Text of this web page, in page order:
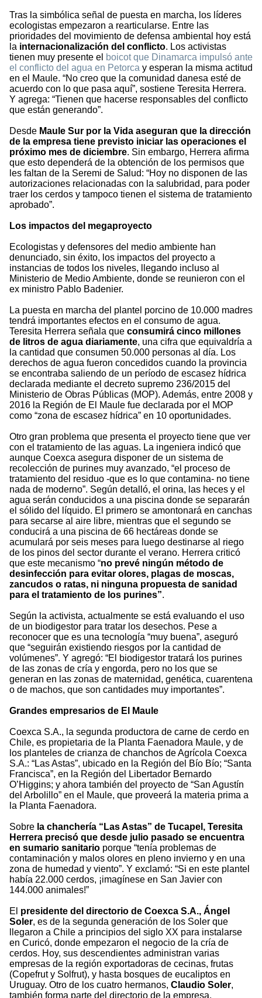
Tras la simbólica señal de puesta en marcha, los líderes
ecologistas empezaron a rearticularse. Entre las
prioridades del movimiento de defensa ambiental hoy está
la internacionalización del conflicto. Los activistas
tienen muy presente el boicot que Dinamarca impulsó ante
el conflicto del agua en Petorca y esperan la misma actitud
en el Maule. “No creo que la comunidad danesa esté de
acuerdo con lo que pasa aquí”, sostiene Teresita Herrera.
Y agrega: “Tienen que hacerse responsables del conflicto
que están generando”.
Desde Maule Sur por la Vida aseguran que la dirección
de la empresa tiene previsto iniciar las operaciones el
próximo mes de diciembre. Sin embargo, Herrera afirma
que esto dependerá de la obtención de los permisos que
les faltan de la Seremi de Salud: “Hoy no disponen de las
autorizaciones relacionadas con la salubridad, para poder
traer los cerdos y tampoco tienen el sistema de tratamiento
aprobado”.
Los impactos del megaproyecto
Ecologistas y defensores del medio ambiente han
denunciado, sin éxito, los impactos del proyecto a
instancias de todos los niveles, llegando incluso al
Ministerio de Medio Ambiente, donde se reunieron con el
ex ministro Pablo Badenier.
La puesta en marcha del plantel porcino de 10.000 madres
tendrá importantes efectos en el consumo de agua.
Teresita Herrera señala que consumirá cinco millones
de litros de agua diariamente, una cifra que equivaldría a
la cantidad que consumen 50.000 personas al día. Los
derechos de agua fueron concedidos cuando la provincia
se encontraba saliendo de un período de escasez hídrica
declarada mediante el decreto supremo 236/2015 del
Ministerio de Obras Públicas (MOP). Además, entre 2008 y
2016 la Región de El Maule fue declarada por el MOP
como “zona de escasez hídrica” en 10 oportunidades.
Otro gran problema que presenta el proyecto tiene que ver
con el tratamiento de las aguas. La ingeniera indicó que
aunque Coexca asegura disponer de un sistema de
recolección de purines muy avanzado, “el proceso de
tratamiento del residuo -que es lo que contamina- no tiene
nada de moderno”. Según detalló, el orina, las heces y el
agua serán conducidos a una piscina donde se separarán
el sólido del líquido. El primero se amontonará en canchas
para secarse al aire libre, mientras que el segundo se
conducirá a una piscina de 66 hectáreas donde se
acumulará por seis meses para luego destinarse al riego
de los pinos del sector durante el verano. Herrera criticó
que este mecanismo “no prevé ningún método de
desinfección para evitar olores, plagas de moscas,
zancudos o ratas, ni ninguna propuesta de sanidad
para el tratamiento de los purines”.
Según la activista, actualmente se está evaluando el uso
de un biodigestor para tratar los desechos. Pese a
reconocer que es una tecnología “muy buena”, aseguró
que “seguirán existiendo riesgos por la cantidad de
volúmenes”. Y agregó: “El biodigestor tratará los purines
de las zonas de cría y engorda, pero no los que se
generan en las zonas de maternidad, genética, cuarentena
o de machos, que son cantidades muy importantes”.
Grandes empresarios de El Maule
Coexca S.A., la segunda productora de carne de cerdo en
Chile, es propietaria de la Planta Faenadora Maule, y de
los planteles de crianza de chanchos de Agrícola Coexca
S.A.: “Las Astas”, ubicado en la Región del Bío Bío; “Santa
Francisca”, en la Región del Libertador Bernardo
O’Higgins; y ahora también del proyecto de “San Agustín
del Arbolillo” en el Maule, que proveerá la materia prima a
la Planta Faenadora.
Sobre la chanchería “Las Astas” de Tucapel, Teresita
Herrera precisó que desde julio pasado se encuentra
en sumario sanitario porque “tenía problemas de
contaminación y malos olores en pleno invierno y en una
zona de humedad y viento”. Y exclamó: “Si en este plantel
había 22.000 cerdos, ¡imagínese en San Javier con
144.000 animales!”
El presidente del directorio de Coexca S.A., Ángel
Soler, es de la segunda generación de los Soler que
llegaron a Chile a principios del siglo XX para instalarse
en Curicó, donde empezaron el negocio de la cría de
cerdos. Hoy, sus descendientes administran varias
empresas de la región exportadoras de cecinas, frutas
(Copefrut y Solfrut), y hasta bosques de eucaliptos en
Uruguay. Otro de los cuatro hermanos, Claudio Soler,
también forma parte del directorio de la empresa.